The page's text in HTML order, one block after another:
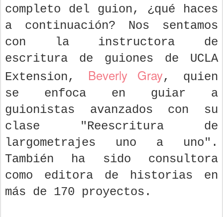
completo del guion, ¿qué haces
a continuación? Nos sentamos
con la instructora de
escritura de guiones de UCLA
Extension, Beverly Gray, quien
se enfoca en guiar a
guionistas avanzados con su
clase "Reescritura de
largometrajes uno a uno".
También ha sido consultora
como editora de historias en
más de 170 proyectos.